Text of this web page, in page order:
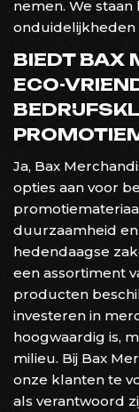
nemen. We
onduidelijkheden
BIEDT BAX
ECO-
Ja, Bax
opties aan voor
duurzaamheid
hedendaagse
een assortiment
producten
investeren in
hoogwaardig is,
milieu. Bij Bax
onze klanten te
als verantwoord